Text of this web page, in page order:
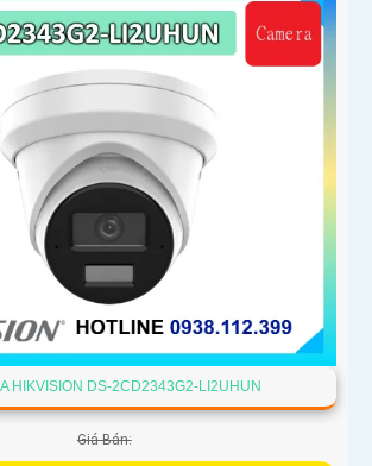
HIKVISION DS-2CD2343G2-LI2UHUN
Giá Bán: